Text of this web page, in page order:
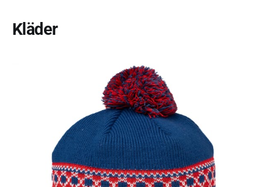
Kläder